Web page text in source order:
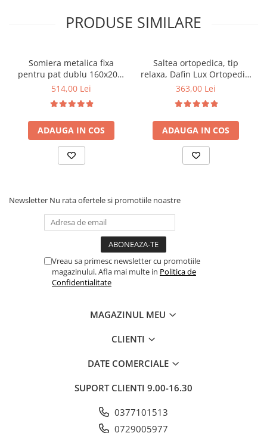
PRODUSE SIMILARE
Somiera metalica fixa
pentru pat dublu 160x200,
6 picioare, 32 lamele lemn
saltea ferm, negru
514,00 Lei
ADAUGA IN COS
Saltea ortopedica, tip
relaxa, Dafin Lux Ortopedic,
90x200x21cm, fermitate
tip Bonell, fata vara-iarna,
sistem de aerisire cu
butoni, Salt Confort
363,00 Lei
ADAUGA IN COS
Newsletter Nu rata ofertele si promotiile noastre
Vreau sa primesc newsletter cu promotiile
magazinului. Afla mai multe in Politica de
Confidentialitate
MAGAZINUL MEU
CLIENTI
DATE COMERCIALE
SUPORT CLIENTI 9.00-16.30
0377101513
0729005977